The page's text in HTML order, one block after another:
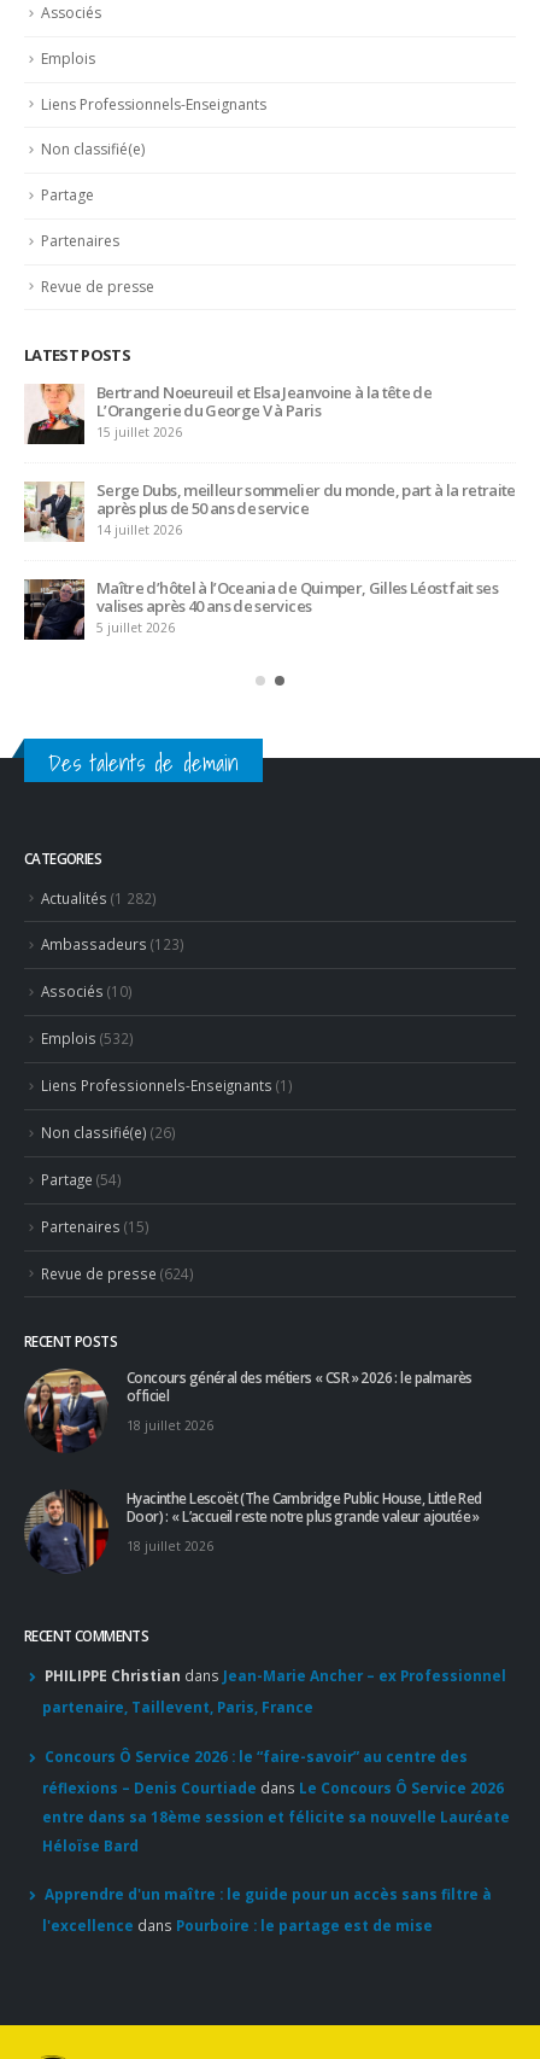
Associés
Emplois
Liens Professionnels-Enseignants
Non classifié(e)
Partage
Partenaires
Revue de presse
LATEST POSTS
Bertrand Noeureuil et Elsa Jeanvoine à la tête de
L’Orangerie du George V à Paris
15 juillet 2026
Serge Dubs, meilleur sommelier du monde, part à la retraite
après plus de 50 ans de service
14 juillet 2026
Maître d’hôtel à l’Oceania de Quimper, Gilles Léost fait ses
valises après 40 ans de services
5 juillet 2026
Des talents de demain
CATEGORIES
Actualités (1 282)
Ambassadeurs (123)
Associés (10)
Emplois (532)
Liens Professionnels-Enseignants (1)
Non classifié(e) (26)
Partage (54)
Partenaires (15)
Revue de presse (624)
RECENT POSTS
Concours général des métiers « CSR » 2026 : le palmarès
officiel
18 juillet 2026
Hyacinthe Lescoët (The Cambridge Public House, Little Red
Door) : « L’accueil reste notre plus grande valeur ajoutée »
18 juillet 2026
RECENT COMMENTS
PHILIPPE Christian dans Jean-Marie Ancher – ex Professionnel
partenaire, Taillevent, Paris, France
Concours Ô Service 2026 : le “faire-savoir” au centre des
réflexions – Denis Courtiade dans Le Concours Ô Service 2026
entre dans sa 18ème session et félicite sa nouvelle Lauréate
Héloïse Bard
Apprendre d'un maître : le guide pour un accès sans filtre à
l'excellence dans Pourboire : le partage est de mise